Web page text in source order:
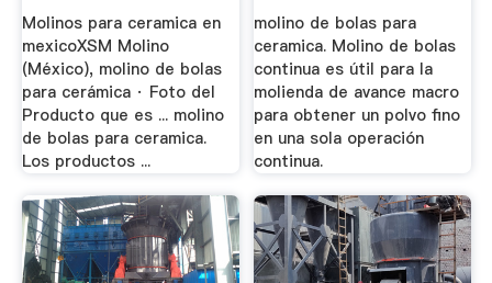
Molinos para ceramica en
mexicoXSM Molino
(México), molino de bolas
para cerámica · Foto del
Producto que es ... molino
de bolas para ceramica.
Los productos ...
molino de bolas para
ceramica. Molino de bolas
continua es útil para la
molienda de avance macro
para obtener un polvo fino
en una sola operación
continua.